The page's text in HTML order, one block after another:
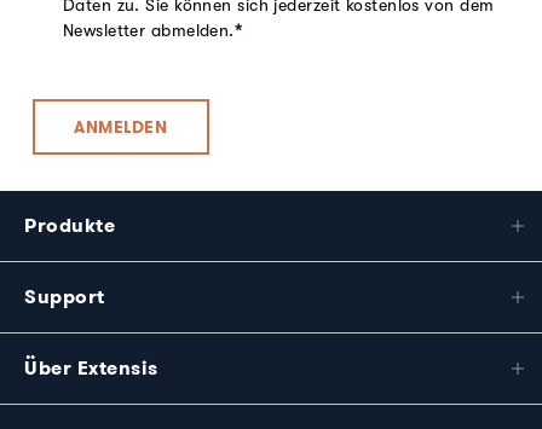
Daten zu. Sie können sich jederzeit kostenlos von dem
Newsletter abmelden.*
Produkte
Support
Über Extensis